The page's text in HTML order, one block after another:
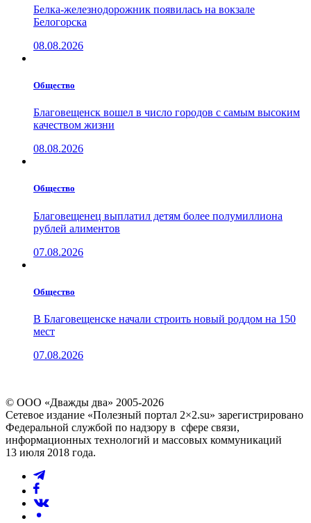
Белка-железнодорожник появилась на вокзале
Белогорска
08.08.2026
Общество
Благовещенск вошел в число городов с самым высоким
качеством жизни
08.08.2026
Общество
Благовещенец выплатил детям более полумиллиона
рублей алиментов
07.08.2026
Общество
В Благовещенске начали строить новый роддом на 150
мест
07.08.2026
© ООО «Дважды два» 2005-2026
Сетевое издание «Полезный портал 2×2.su» зарегистрировано
Федеральной службой по надзору в сфере связи,
информационных технологий и массовых коммуникаций
13 июля 2018 года.